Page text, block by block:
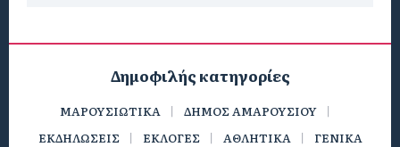
Δημοφιλής κατηγορίες
ΜΑΡΟΥΣΙΩΤΙΚΑ
ΔΗΜΟΣ ΑΜΑΡΟΥΣΙΟΥ
ΕΚΔΗΛΩΣΕΙΣ
ΕΚΛΟΓΕΣ ΑΘΛΗΤΙΚΑ
ΓΕΝΙΚΑ